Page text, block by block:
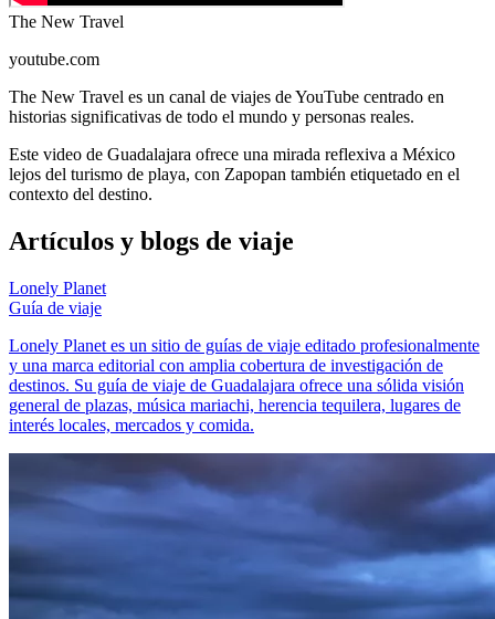
The New Travel
youtube.com
The New Travel es un canal de viajes de YouTube centrado en
historias significativas de todo el mundo y personas reales.
Este video de Guadalajara ofrece una mirada reflexiva a México
lejos del turismo de playa, con Zapopan también etiquetado en el
contexto del destino.
Artículos y blogs de viaje
Lonely Planet
Guía de viaje
Lonely Planet es un sitio de guías de viaje editado profesionalmente
y una marca editorial con amplia cobertura de investigación de
destinos. Su guía de viaje de Guadalajara ofrece una sólida visión
general de plazas, música mariachi, herencia tequilera, lugares de
interés locales, mercados y comida.